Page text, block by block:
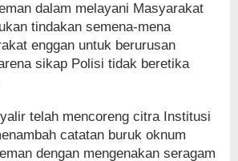
dalam melayani Masyarakat
tindakan semena-mena
enggan untuk berurusan
sikap Polisi tidak beretika
telah mencoreng citra Institusi
catatan buruk oknum
dengan mengenakan seragam